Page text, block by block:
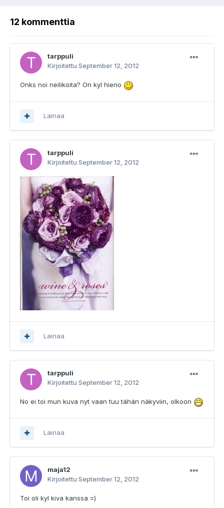
12 kommenttia
tarppuli
Kirjoitettu September 12, 2012
Onks noi neilikoita? On kyl hieno
Lainaa
tarppuli
Kirjoitettu September 12, 2012
Lainaa
tarppuli
Kirjoitettu September 12, 2012
No ei toi mun kuva nyt vaan tuu tähän näkyviin, olkoon
Lainaa
maja12
Kirjoitettu September 12, 2012
Toi oli kyl kiva kanssa =)